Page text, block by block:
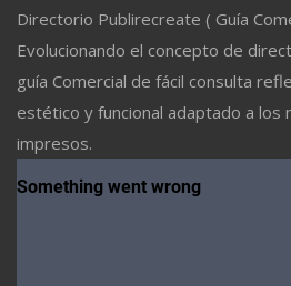
Directorio Publirecreate ( Guía
Evolucionando el concepto de
guía Comercial de fácil consulta
estético y funcional adaptado a los
impresos.